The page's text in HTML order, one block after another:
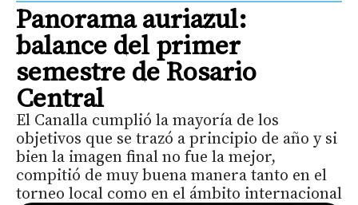
Panorama auriazul:
balance del primer
semestre de Rosario
Central
El Canalla cumplió la mayoría de los
objetivos que se trazó a principio de año y si
bien la imagen final no fue la mejor,
compitió de muy buena manera tanto en el
torneo local como en el ámbito internacional